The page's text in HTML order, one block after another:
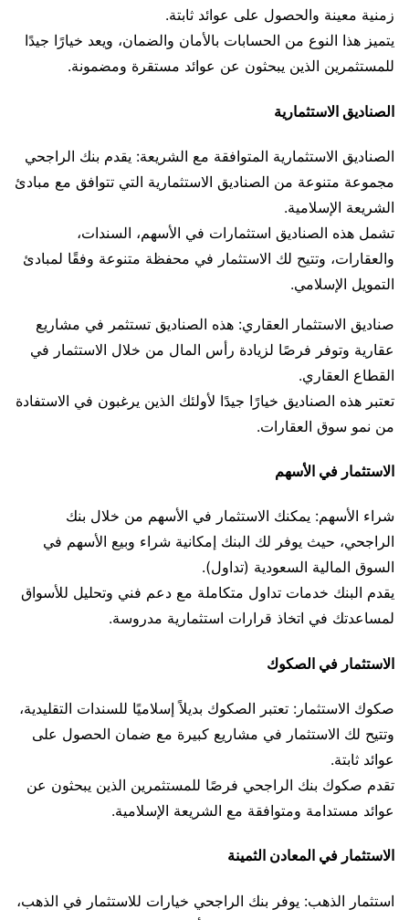
زمنية معينة والحصول على عوائد ثابتة.
يتميز هذا النوع من الحسابات بالأمان والضمان، ويعد خيارًا جيدًا
للمستثمرين الذين يبحثون عن عوائد مستقرة ومضمونة.
الصناديق الاستثمارية
الصناديق الاستثمارية المتوافقة مع الشريعة: يقدم بنك الراجحي
مجموعة متنوعة من الصناديق الاستثمارية التي تتوافق مع مبادئ
الشريعة الإسلامية.
تشمل هذه الصناديق استثمارات في الأسهم، السندات،
والعقارات، وتتيح لك الاستثمار في محفظة متنوعة وفقًا لمبادئ
التمويل الإسلامي.
صناديق الاستثمار العقاري: هذه الصناديق تستثمر في مشاريع
عقارية وتوفر فرصًا لزيادة رأس المال من خلال الاستثمار في
القطاع العقاري.
تعتبر هذه الصناديق خيارًا جيدًا لأولئك الذين يرغبون في الاستفادة
من نمو سوق العقارات.
الاستثمار في الأسهم
شراء الأسهم: يمكنك الاستثمار في الأسهم من خلال بنك
الراجحي، حيث يوفر لك البنك إمكانية شراء وبيع الأسهم في
السوق المالية السعودية (تداول).
يقدم البنك خدمات تداول متكاملة مع دعم فني وتحليل للأسواق
لمساعدتك في اتخاذ قرارات استثمارية مدروسة.
الاستثمار في الصكوك
صكوك الاستثمار: تعتبر الصكوك بديلاً إسلاميًا للسندات التقليدية،
وتتيح لك الاستثمار في مشاريع كبيرة مع ضمان الحصول على
عوائد ثابتة.
تقدم صكوك بنك الراجحي فرصًا للمستثمرين الذين يبحثون عن
عوائد مستدامة ومتوافقة مع الشريعة الإسلامية.
الاستثمار في المعادن الثمينة
استثمار الذهب: يوفر بنك الراجحي خيارات للاستثمار في الذهب،